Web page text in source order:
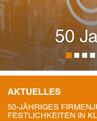
50
AKTUELLES
50-JÄHRIGES
FESTLICHKEITEN IN